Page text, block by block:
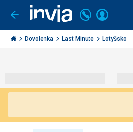
Ísť
späť
Invia.sk
Volajte
+421
2
3221
Prihlásiť
Dovolenka Last Minute Lotyšsko